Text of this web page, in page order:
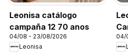
Leonisa catálogo
campaña 12 70 anos
04/08 - 23/08/2026
Leonisa
04/